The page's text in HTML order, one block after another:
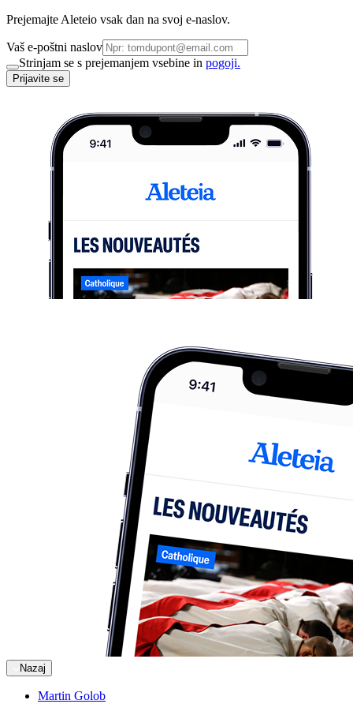
Prejemajte Aleteio vsak dan na svoj e-naslov.
Vaš e-poštni naslov
Strinjam se s prejemanjem vsebine in pogoji.
Prijavite se
Nazaj
Martin Golob